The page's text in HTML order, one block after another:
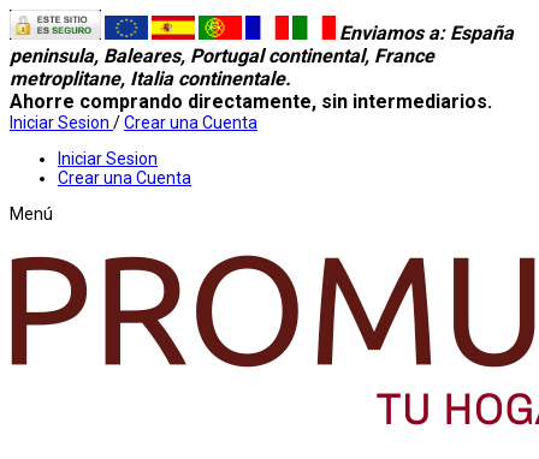
Enviamos a: España
peninsula, Baleares, Portugal continental, France
metroplitane, Italia continentale.
Ahorre comprando directamente, sin intermediarios.
Iniciar Sesion /Crear una Cuenta
Iniciar Sesion
Crear una Cuenta
Menú